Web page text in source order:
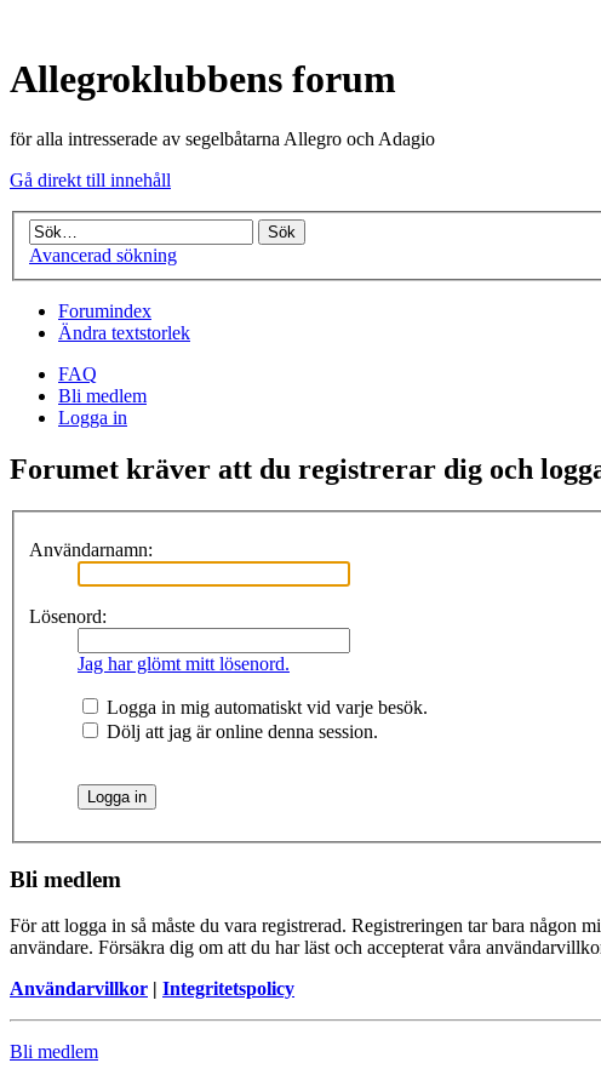
Allegroklubbens forum
för alla intresserade av segelbåtarna Allegro och Adagio
Gå direkt till innehåll
Avancerad sökning
Forumindex
Ändra textstorlek
FAQ
Bli medlem
Logga in
Forumet kräver att du registrerar dig och
Användarnamn:
Lösenord:
Jag har glömt mitt lösenord.
Logga in mig automatiskt vid varje besök.
Dölj att jag är online denna session.
Bli medlem
För att logga in så måste du vara registrerad. Registreringen tar bara
användare. Försäkra dig om att du har läst och accepterat våra
Användarvillkor | Integritetspolicy
Bli medlem